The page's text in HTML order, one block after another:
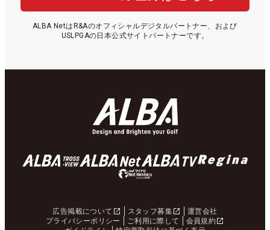
ALBA NetはR&Aのオフィシャルデジタルパートナー、および
USLPGAの日本公式サイトパートナーです。
広告掲載について スタッフ募集
運営会社
プライバシーポリシー
ご利用に際して
会員規約